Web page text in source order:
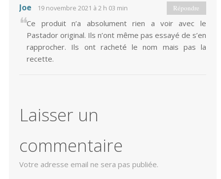
Joe 19 novembre 2021 à 2 h 03 min
Ce produit n’a absolument rien a voir avec le
Pastador original. Ils n’ont même pas essayé de s’en
rapprocher. Ils ont racheté le nom mais pas la
recette.
Répondre
Laisser un
commentaire
Votre adresse email ne sera pas publiée.